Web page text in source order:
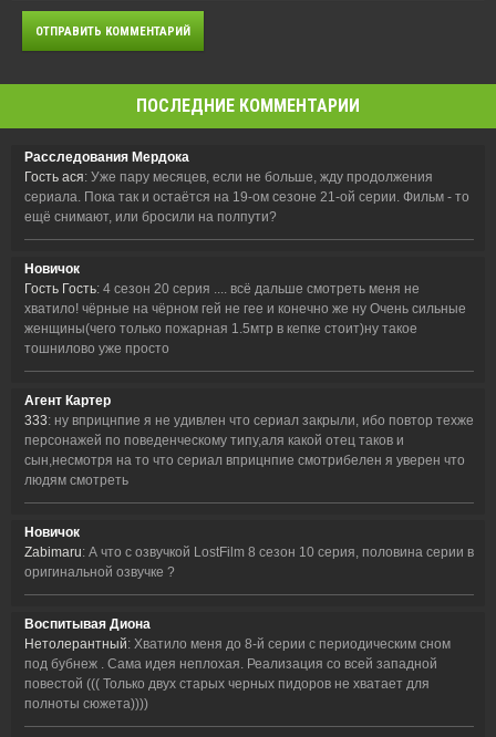
ПОСЛЕДНИЕ КОММЕНТАРИИ
Расследования Мердока
Гость ася: Уже пару месяцев, если не больше, жду продолжения
сериала. Пока так и остаётся на 19-ом сезоне 21-ой серии. Фильм - то
ещё снимают, или бросили на полпути?
Новичок
Гость Гость: 4 сезон 20 серия .... всё дальше смотреть меня не
хватило! чёрные на чёрном гей не гее и конечно же ну Очень сильные
женщины(чего только пожарная 1.5мтр в кепке стоит)ну такое
тошнилово уже просто
Агент Картер
333: ну вприцнпие я не удивлен что сериал закрыли, ибо повтор техже
персонажей по поведенческому типу,аля какой отец таков и
сын,несмотря на то что сериал вприцнпие смотрибелен я уверен что
людям смотреть
Новичок
Zabimaru: А что с озвучкой LostFilm 8 сезон 10 серия, половина серии в
оригинальной озвучке ?
Воспитывая Диона
Нетолерантный: Хватило меня до 8-й серии с периодическим сном
под бубнеж . Сама идея неплохая. Реализация со всей западной
повестой ((( Только двух старых черных пидоров не хватает для
полноты сюжета))))